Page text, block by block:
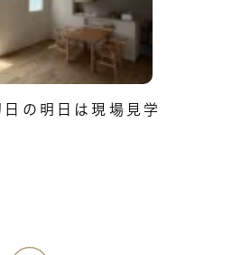
の明日は現場見学